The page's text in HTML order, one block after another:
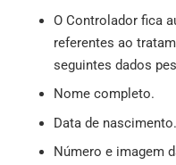
O Controlador fica
referentes ao
seguintes dados
Nome completo.
Data de nascimento.
Número e imagem